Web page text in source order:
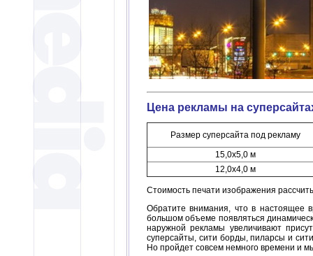
Цена рекламы на
Размер суперсайта под рекламу
15,0х5,0 м
12,0х4,0 м
Стоимость печати изображения
Обратите внимания, что в настоящее
большом объеме появляться
наружной рекламы увеличивают
суперсайты, сити борды, пиларсы и
Но пройдет совсем немного времени и